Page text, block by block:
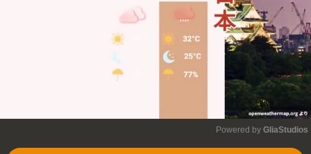
Powered by GliaStudios